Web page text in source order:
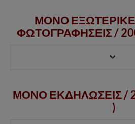
ΜΟΝΟ
ΦΩΤΟΓΡΑΦΗΣΕΙΣ /
ΜΟΝΟ ΕΚΔΗΛΩΣΕΙΣ /
)